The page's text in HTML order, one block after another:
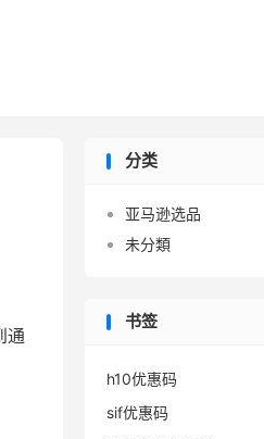
通
分类
亚马逊选品
未分類
书签
h10优惠码
sif优惠码